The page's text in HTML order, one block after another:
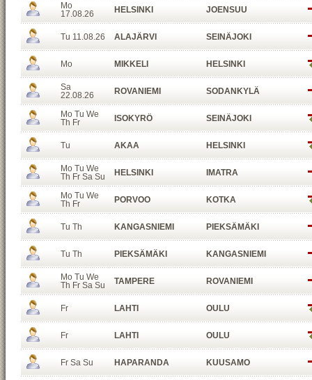
Mo
17.08.26
HELSINKI JOENSUU
Tu 11.08.26 ALAJÄRVI SEINÄJOKI
Mo MIKKELI HELSINKI
Sa
22.08.26
ROVANIEMI SODANKYLÄ
Mo Tu We
Th Fr
ISOKYRÖ SEINÄJOKI
Tu AKAA HELSINKI
Mo Tu We
Th Fr Sa Su
HELSINKI IMATRA
Mo Tu We
Th Fr
PORVOO KOTKA
Tu Th KANGASNIEMI PIEKSÄMÄKI
Tu Th PIEKSÄMÄKI KANGASNIEMI
Mo Tu We
Th Fr Sa Su
TAMPERE ROVANIEMI
Fr LAHTI OULU
Fr LAHTI OULU
Fr Sa Su HAPARANDA KUUSAMO